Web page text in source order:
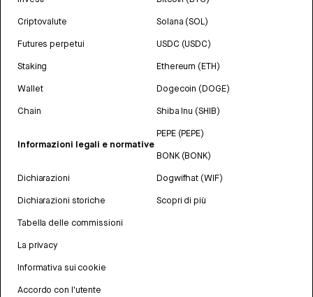
Criptovalute
Futures perpetui
Staking
Wallet
Chain
Informazioni legali e normative
Dichiarazioni
Dichiarazioni storiche
Tabella delle commissioni
La privacy
Informativa sui cookie
Accordo con l'utente
Solana (SOL)
USDC (USDC)
Ethereum (ETH)
Dogecoin (DOGE)
Shiba Inu (SHIB)
PEPE (PEPE)
BONK (BONK)
Dogwifhat (WIF)
Scopri di più